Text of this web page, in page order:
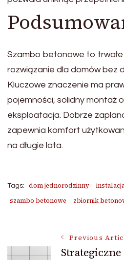
Szambo betonowe to
rozwiązanie dla domów bez
Kluczowe znaczenie ma
pojemności, solidny montaż
eksploatacja. Dobrze
zapewnia komfort
na długie lata.
Tags: dom jednorodzinny
szambo betonowe
zbiornik
Post
Previous